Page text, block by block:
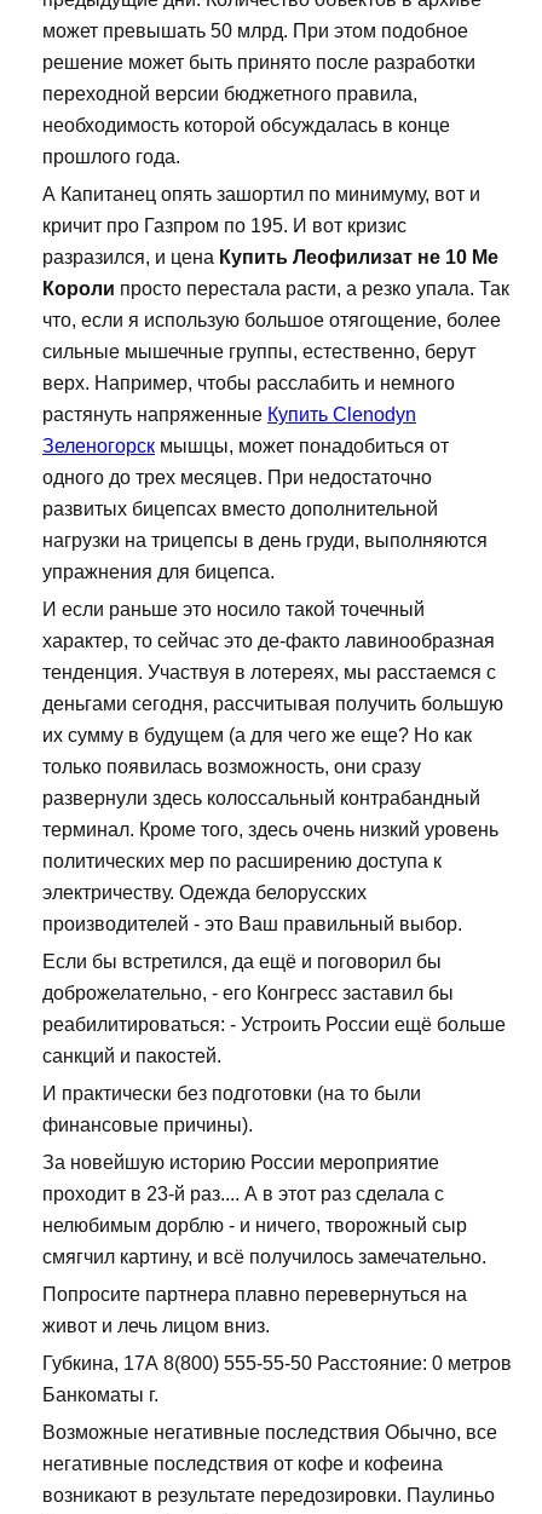
может превышать 50 млрд. При этом подобное
решение может быть принято после разработки
переходной версии бюджетного правила,
необходимость которой обсуждалась в конце
прошлого года.
А Капитанец опять зашортил по минимуму, вот и
кричит про Газпром по 195. И вот кризис
разразился, и цена Купить Леофилизат не 10 Me
Короли просто перестала расти, а резко упала. Так
что, если я использую большое отягощение, более
сильные мышечные группы, естественно, берут
верх. Например, чтобы расслабить и немного
растянуть напряженные Купить Clenodyn
Зеленогорск мышцы, может понадобиться от
одного до трех месяцев. При недостаточно
развитых бицепсах вместо дополнительной
нагрузки на трицепсы в день груди, выполняются
упражнения для бицепса.
И если раньше это носило такой точечный
характер, то сейчас это де-факто лавинообразная
тенденция. Участвуя в лотереях, мы расстаемся с
деньгами сегодня, рассчитывая получить большую
их сумму в будущем (а для чего же еще? Но как
только появилась возможность, они сразу
развернули здесь колоссальный контрабандный
терминал. Кроме того, здесь очень низкий уровень
политических мер по расширению доступа к
электричеству. Одежда белорусских
производителей - это Ваш правильный выбор.
Если бы встретился, да ещё и поговорил бы
доброжелательно, - его Конгресс заставил бы
реабилитироваться: - Устроить России ещё больше
санкций и пакостей.
И практически без подготовки (на то были
финансовые причины).
За новейшую историю России мероприятие
проходит в 23-й раз.... А в этот раз сделала с
нелюбимым дорблю - и ничего, творожный сыр
смягчил картину, и всё получилось замечательно.
Попросите партнера плавно перевернуться на
живот и лечь лицом вниз.
Губкина, 17А 8(800) 555-55-50 Расстояние: 0 метров
Банкоматы г.
Возможные негативные последствия Обычно, все
негативные последствия от кофе и кофеина
возникают в результате передозировки. Паулиньо